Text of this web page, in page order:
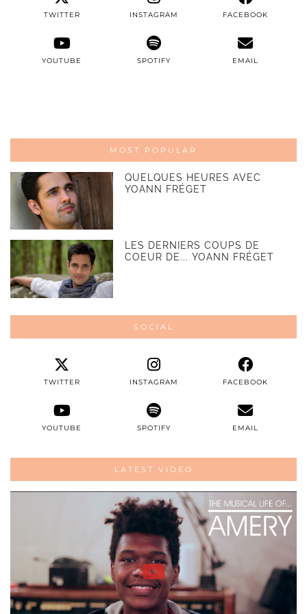
TWITTER INSTAGRAM FACEBOOK
YOUTUBE SPOTIFY EMAIL
MOST POPULAR
QUELQUES HEURES AVEC
YOANN FRÉGET
LES DERNIERS COUPS DE
COEUR DE... YOANN FRÉGET
SOCIAL
TWITTER INSTAGRAM FACEBOOK
YOUTUBE SPOTIFY EMAIL
LATEST VIDEO